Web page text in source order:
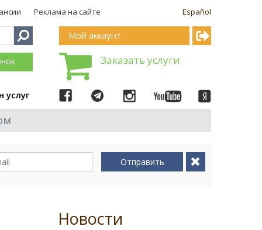
Español
Реклама на сайте
услуг
Мой аккаунт
Заказать услуги
Отправить
Новости